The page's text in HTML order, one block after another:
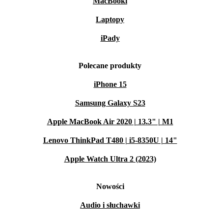
Laptopy
iPady
Polecane produkty
iPhone 15
Samsung Galaxy S23
Apple MacBook Air 2020 | 13.3" | M1
Lenovo ThinkPad T480 | i5-8350U | 14"
Apple Watch Ultra 2 (2023)
Nowości
Audio i słuchawki